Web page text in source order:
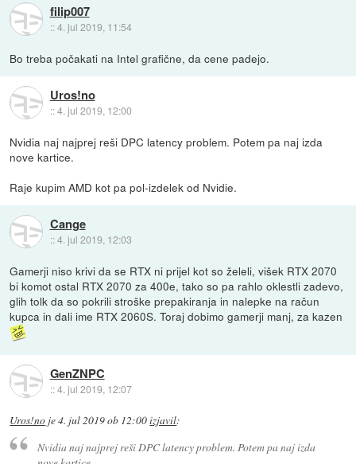
filip007
::4. jul 2019, 11:54
Bo treba počakati na Intel grafične, da cene padejo.
Uros!no
::4. jul 2019, 12:00
Nvidia naj najprej reši DPC latency problem. Potem pa naj izda
nove kartice.
Raje kupim AMD kot pa pol-izdelek od Nvidie.
Cange
::4. jul 2019, 12:03
Gamerji niso krivi da se RTX ni prijel kot so želeli, višek RTX 2070
bi komot ostal RTX 2070 za 400e, tako so pa rahlo oklestli zadevo,
glih tolk da so pokrili stroške prepakiranja in nalepke na račun
kupca in dali ime RTX 2060S. Toraj dobimo gamerji manj, za kazen
GenZNPC
::4. jul 2019, 12:07
Uros!no je4. jul 2019 ob 12:00izjavil:
Nvidia naj najprej reši DPC latency problem. Potem pa naj izda